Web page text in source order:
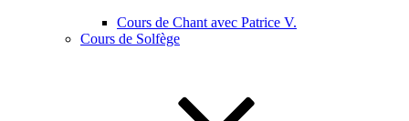
Cours de Chant avec Patrice V.
Cours de Solfège